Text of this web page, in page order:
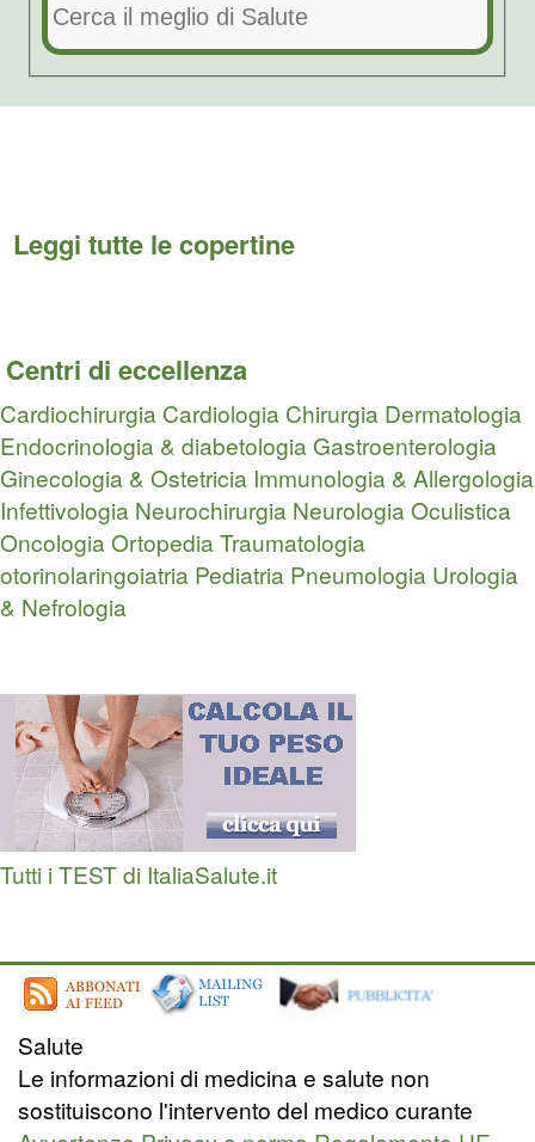
Leggi tutte le copertine
Centri di eccellenza
Cardiochirurgia Cardiologia Chirurgia Dermatologia
Endocrinologia & diabetologia Gastroenterologia
Ginecologia & Ostetricia Immunologia & Allergologia
Infettivologia Neurochirurgia NeurologiaOculistica
OncologiaOrtopedia Traumatologia
otorinolaringoiatria Pediatria Pneumologia Urologia
& Nefrologia
Tutti i TEST di ItaliaSalute.it
Salute
Le informazioni di medicina e salute non
sostituiscono l'intervento del medico curante